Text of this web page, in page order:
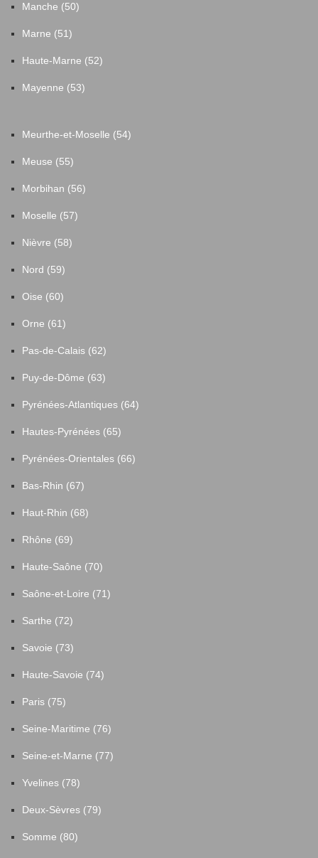
Manche (50)
Marne (51)
Haute-Marne (52)
Mayenne (53)
Meurthe-et-Moselle (54)
Meuse (55)
Morbihan (56)
Moselle (57)
Nièvre (58)
Nord (59)
Oise (60)
Orne (61)
Pas-de-Calais (62)
Puy-de-Dôme (63)
Pyrénées-Atlantiques (64)
Hautes-Pyrénées (65)
Pyrénées-Orientales (66)
Bas-Rhin (67)
Haut-Rhin (68)
Rhône (69)
Haute-Saône (70)
Saône-et-Loire (71)
Sarthe (72)
Savoie (73)
Haute-Savoie (74)
Paris (75)
Seine-Maritime (76)
Seine-et-Marne (77)
Yvelines (78)
Deux-Sèvres (79)
Somme (80)